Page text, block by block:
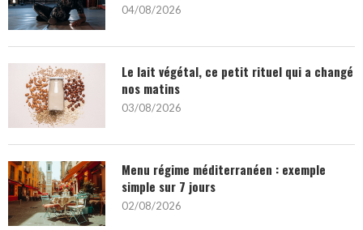
04/08/2026
Le lait végétal, ce petit rituel qui a changé
nos matins
03/08/2026
Menu régime méditerranéen : exemple
simple sur 7 jours
02/08/2026